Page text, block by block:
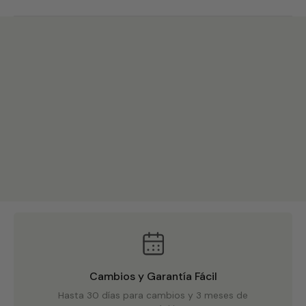
Cambios y Garantía Fácil
Hasta 30 días para cambios y 3 meses de